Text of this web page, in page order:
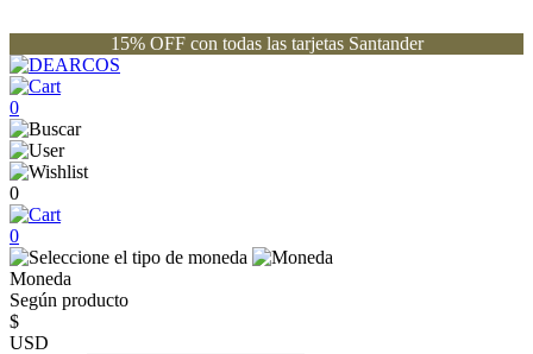
15% OFF con todas las tarjetas Santander
0
0
0
Moneda
Según producto
$
USD